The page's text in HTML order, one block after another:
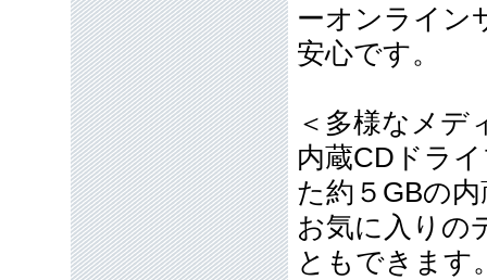
ーオンライン
安心です。
＜多様なメデ
内蔵CDドラ
た約５GBの
お気に入りの
ともできます